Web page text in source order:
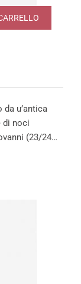
u’antica
di noci
(23/24…